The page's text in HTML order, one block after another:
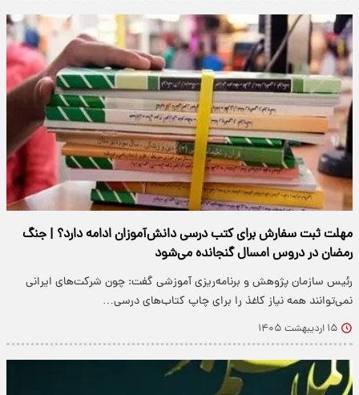
مهلت ثبت سفارش برای کتب درسی دانش‌آموزان ادامه دارد؟ | جنگ
رمضان در دروس امسال گنجانده می‌شود
رئیس سازمان پژوهش و برنامه‌ریزی آموزشی گفت: چون شرکت‌های ایرانی
نمی‌توانند همه نیاز کاغذ را برای چاپ کتاب‌های درسی…
۱۵ اردیبهشت ۱۴۰۵